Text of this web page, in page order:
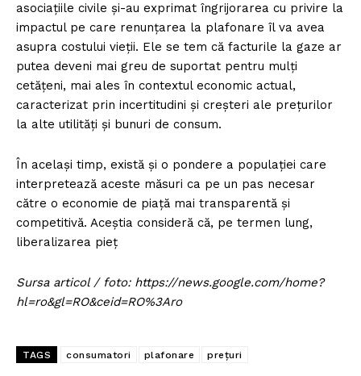
asociațiile civile și-au exprimat îngrijorarea cu privire la
impactul pe care renunțarea la plafonare îl va avea
asupra costului vieții. Ele se tem că facturile la gaze ar
putea deveni mai greu de suportat pentru mulți
cetățeni, mai ales în contextul economic actual,
caracterizat prin incertitudini și creșteri ale prețurilor
la alte utilități și bunuri de consum.
În același timp, există și o pondere a populației care
interpretează aceste măsuri ca pe un pas necesar
către o economie de piață mai transparentă și
competitivă. Aceștia consideră că, pe termen lung,
liberalizarea pieț
Sursa articol / foto: https://news.google.com/home?
hl=ro&gl=RO&ceid=RO%3Aro
TAGS consumatori plafonare prețuri